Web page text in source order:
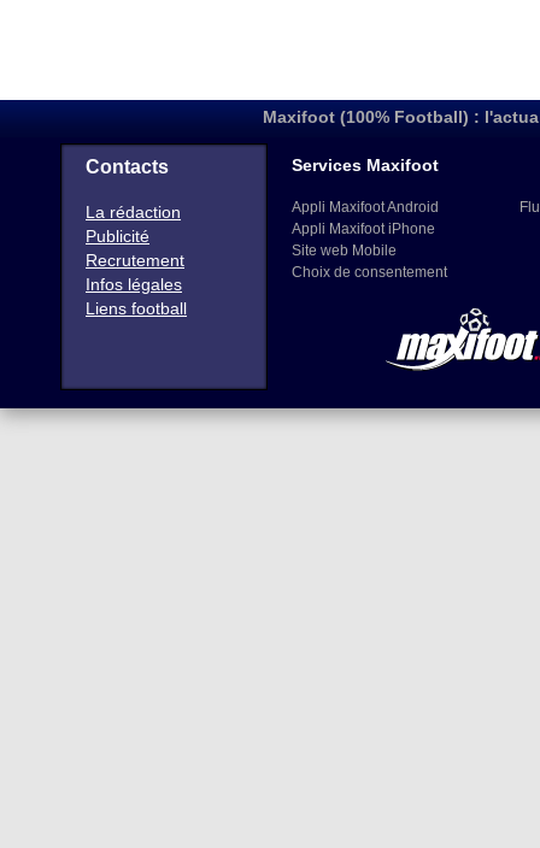
Maxifoot (100% Football) :
Contacts
La rédaction
Publicité
Recrutement
Infos légales
Liens football
Services Maxifoot
Appli Maxifoot Android
Appli Maxifoot iPhone
Site web Mobile
Choix de consentement